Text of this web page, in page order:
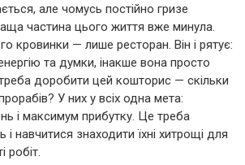
але чомусь постійно гризе
частина цього життя вже минула.
кровинки — лише ресторан. Він і рятує:
та думки, інакше вона просто
доробити цей кошторис — скільки
У них у всіх одна мета:
і максимум прибутку. Це треба
і навчитися знаходити їхні хитрощі для
робіт.